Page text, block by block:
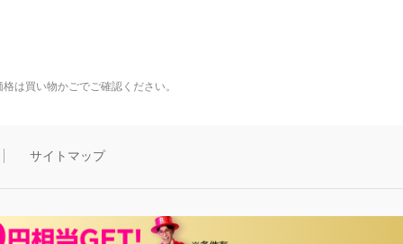
は買い物かごでご確認ください。
サイトマップ